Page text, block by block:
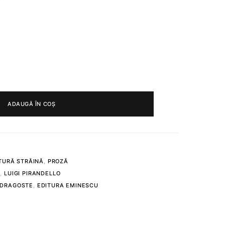
ADAUGĂ ÎN COȘ
STRĂINĂ, PROZĂ
,LUIGI PIRANDELLO
, EDITURA EMINESCU